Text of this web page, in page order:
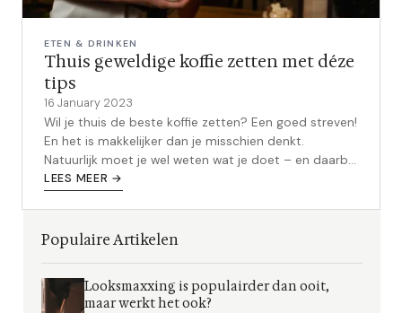
ETEN & DRINKEN
Thuis geweldige koffie zetten met déze
tips
16 January 2023
Wil je thuis de beste koffie zetten? Een goed streven!
En het is makkelijker dan je misschien denkt.
Natuurlijk moet je wel weten wat je doet – en daarbij
helpen wij je graag op we...
LEES MEER →
Populaire Artikelen
Looksmaxxing is populairder dan ooit,
maar werkt het ook?